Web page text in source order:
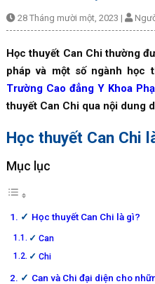
28 Tháng mười một, 2023 |
Học thuyết Can Chi thường
pháp và một số ngành học
Trường Cao đẳng Y Khoa
thuyết Can Chi qua nội dung
Học thuyết Can Chi
Mục lục
Học thuyết Can Chi là gì?
Can
Chi
Can và Chi đại diện cho